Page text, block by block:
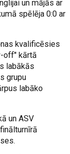
un mājās ar
spēlēja 0:0 ar
kvalificēsies
off" kārtā
labākās
grupu
labāko
un ASV